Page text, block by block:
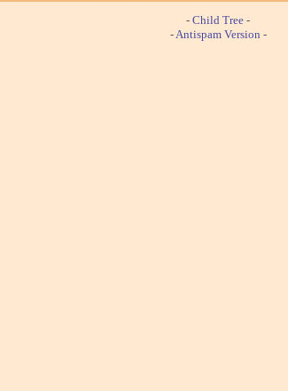
- Child Tree -
- Antispam Version -